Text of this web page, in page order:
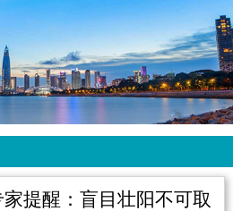
提醒：盲目壮阳不可取